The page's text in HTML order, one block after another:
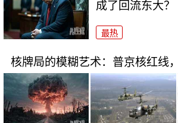
成了回流东大？
最热
核牌局的模糊艺术：普京核红线